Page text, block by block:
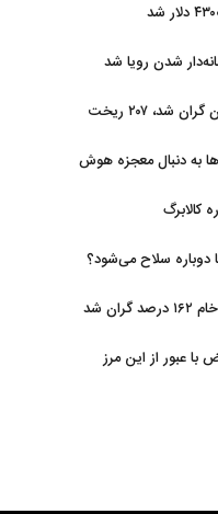
شدن رویا شد
به دنبال معجزه هوش
کالابرگ
دوباره سلاح می‌شود؟
شد
عبور از این مرز